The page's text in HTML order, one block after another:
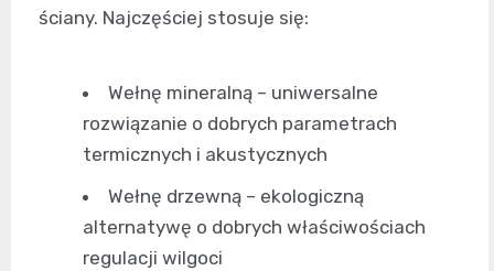
ściany. Najczęściej stosuje się:
Wełnę mineralną – uniwersalne
rozwiązanie o dobrych parametrach
termicznych i akustycznych
Wełnę drzewną – ekologiczną
alternatywę o dobrych właściwościach
regulacji wilgoci